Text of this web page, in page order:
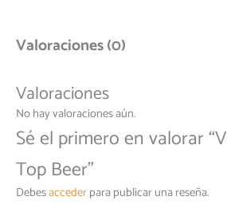
Valoraciones (0)
Valoraciones
No hay valoraciones aún.
Sé el primero en valorar
Top Beer”
Debesaccederpara publicar una reseña.